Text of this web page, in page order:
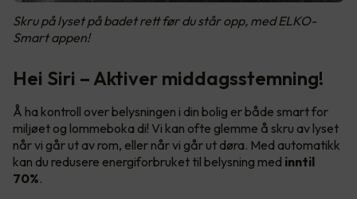
Skru på lyset på badet rett før du står opp, med ELKO-
Smart appen!
Hei Siri – Aktiver middagsstemning!
Å ha kontroll over belysningen i din bolig er både smart for
miljøet og lommeboka di! Vi kan ofte glemme å skru av lyset
når vi går ut av rom, eller når vi går ut døra. Med automatikk
kan du redusere energiforbruket til belysning med inntil
70%.